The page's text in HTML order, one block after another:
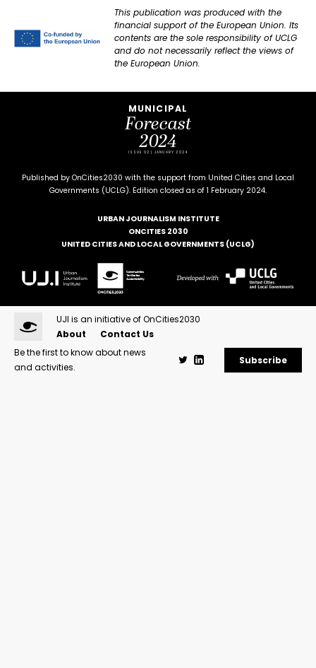
This publication was produced with the
financial support of the European Union. Its
contents are the sole responsibility of UCLG
and do not necessarily reflect the views of
the European Union.
MUNICIPAL
Forecast
2024
ISSUE 02 | JANUARY 2024
Published by OnCities2030 with the support from United Cities and Local
Governments (UCLG). Edition closed as of 1 February 2024.
URBAN JOURNALISM INSTITUTE
ONCITIES 2030
UNITED CITIES AND LOCAL GOVERNMENTS (UCLG)
UJI is an initiative of OnCities2030
About
Contact Us
Be the first to know about news
and activities.
Subscribe